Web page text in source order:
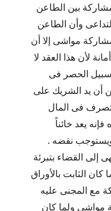
بين الطاعن
وأن الطاعن
مواشى إلا أن
لأن هذا العقد لا
سبيل الحصر فى
من أن يد الشريك على
تصرف فى المال
يعد خائناً
ويستوجب نقضه .
إلى القضاء بتبرئة
الثابت بالأوراق
مع المجنى عليه
مواشى ولما كان